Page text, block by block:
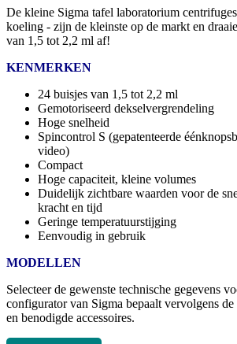
De kleine Sigma tafel laboratorium
koeling - zijn de kleinste op de markt en
van 1,5 tot 2,2 ml af!
KENMERKEN
24 buisjes van 1,5 tot 2,2 ml
Gemotoriseerd dekselvergrendeling
Hoge snelheid
Spincontrol S (gepatenteerde
video)
Compact
Hoge capaciteit, kleine volumes
Duidelijk zichtbare waarden voor de
kracht en tijd
Geringe temperatuurstijging
Eenvoudig in gebruik
MODELLEN
Selecteer de gewenste technische gegevens
configurator van Sigma bepaalt vervolgens
en benodigde accessoires.